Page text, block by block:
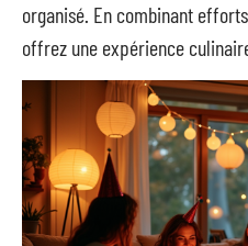
organisé. En combinant
offrez une expérience